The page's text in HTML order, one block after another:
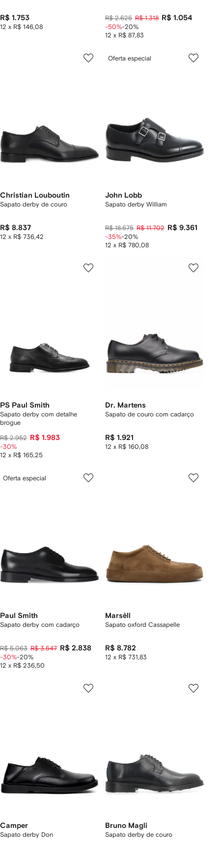
R$ 1.753
12 x R$ 146,08
R$ 2.625 R$ 1.318 R$ 1.054
12 x R$ 87,83
-50%-20%
Christian Louboutin
Sapato derby de couro
R$ 8.837
12 x R$ 736,42
Oferta especial
John Lobb
Sapato derby William
R$ 18.675 R$ 11.702 R$ 9.361
12 x R$ 780,08
-35%-20%
PS Paul Smith
Sapato derby com detalhe
brogue
R$ 2.952 R$ 1.983
12 x R$ 165,25
-30%
Dr. Martens
Sapato de couro com cadarço
R$ 1.921
12 x R$ 160,08
Oferta especial
Paul Smith
Sapato derby com cadarço
R$ 5.063 R$ 3.547 R$ 2.838
12 x R$ 236,50
-30%-20%
Marsèll
Sapato oxford Cassapelle
R$ 8.782
12 x R$ 731,83
Camper
Sapato derby Don
Bruno Magli
Sapato derby de couro